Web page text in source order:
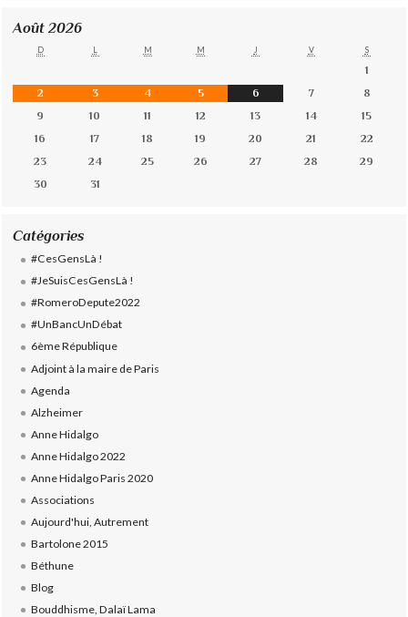
Août 2026
D L M M J V S
1
2
3 4 5 6 7
8
9
10 11 12 13 14
15
16
17 18 19 20 21
22
23
24 25 26 27 28
29
30
31
Catégories
#CesGensLà !
#JeSuisCesGensLà !
#RomeroDepute2022
#UnBancUnDébat
6ème République
Adjoint à la maire de Paris
Agenda
Alzheimer
Anne Hidalgo
Anne Hidalgo 2022
Anne Hidalgo Paris 2020
Associations
Aujourd'hui, Autrement
Bartolone 2015
Béthune
Blog
Bouddhisme, Dalaï Lama